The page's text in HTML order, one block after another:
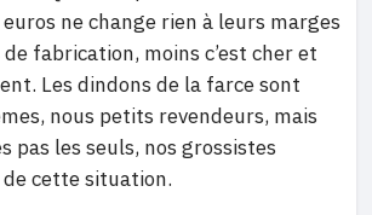
ne change rien à leurs marges
fabrication, moins c’est cher et
Les dindons de la farce sont
nous petits revendeurs, mais
pas les seuls, nos grossistes
cette situation.